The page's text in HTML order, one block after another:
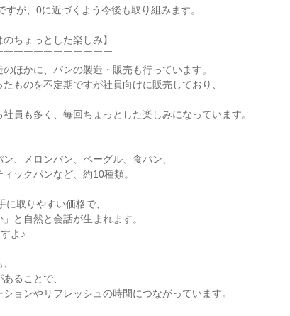
が、0に近づくよう今後も取り組みます。
ちょっとした楽しみ】
￣￣￣￣￣￣￣￣￣￣
ほかに、パンの製造・販売も行っています。
ものを不定期ですが社員向けに販売しており、
員も多く、毎回ちょっとした楽しみになっています。
、メロンパン、ベーグル、食パン、
ックパンなど、約10種類。
取りやすい価格で、
」と自然と会話が生まれます。
よ♪
ることで、
ョンやリフレッシュの時間につながっています。